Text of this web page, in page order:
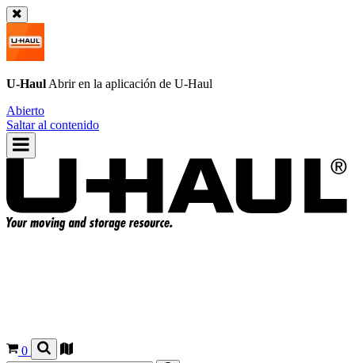
U-Haul Abrir en la aplicación de U-Haul
Abierto
Saltar al contenido
0